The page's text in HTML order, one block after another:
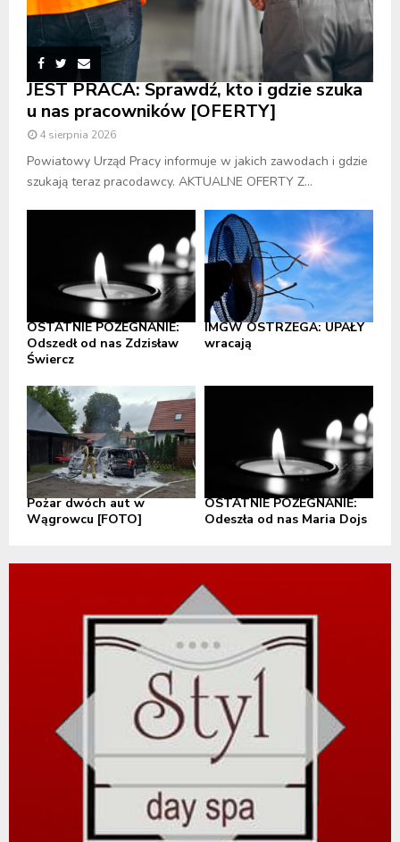
JEST PRACA: Sprawdź, kto i gdzie szuka
u nas pracowników [OFERTY]
4 sierpnia 2026
Powiatowy Urząd Pracy informuje w jakich zawodach i gdzie
szukają teraz pracodawcy. AKTUALNE OFERTY Z...
OSTATNIE POŻEGNANIE:
Odszedł od nas Zdzisław
Świercz
IMGW OSTRZEGA: UPAŁY
wracają
Pożar dwóch aut w
Wągrowcu [FOTO]
OSTATNIE POŻEGNANIE:
Odeszła od nas Maria Dojs